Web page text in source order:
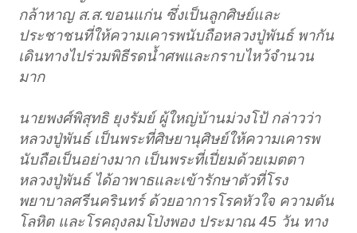
กล้าหาญ ส.ส.ขอนแก่น ซึ่งเป็นลูกศิษย์และ
ประชาชนที่ให้ความเคารพนับถือหลวงปู่พันธ์ พากัน
เดินทางไปร่วมพิธีรดน้ำศพและกราบไหว้จำนวน
มาก
นายพงศ์พิสุทธิ ยุงรัมย์ ผู้ใหญ่บ้านม่วงโป้ กล่าวว่า
หลวงปู่พันธ์ เป็นพระที่ศิษยานุศิษย์ให้ความเคารพ
นับถือเป็นอย่างมาก เป็นพระที่เปี่ยมด้วยเมตตา
หลวงปู่พันธ์ ได้อาพาธและเข้ารักษาตัวที่โรง
พยาบาลศรีนครินทร์ ด้วยอาการโรคหัวใจ ความดัน
โลหิต และโรคถุงลมโป่งพอง ประมาณ 45 วัน ทาง